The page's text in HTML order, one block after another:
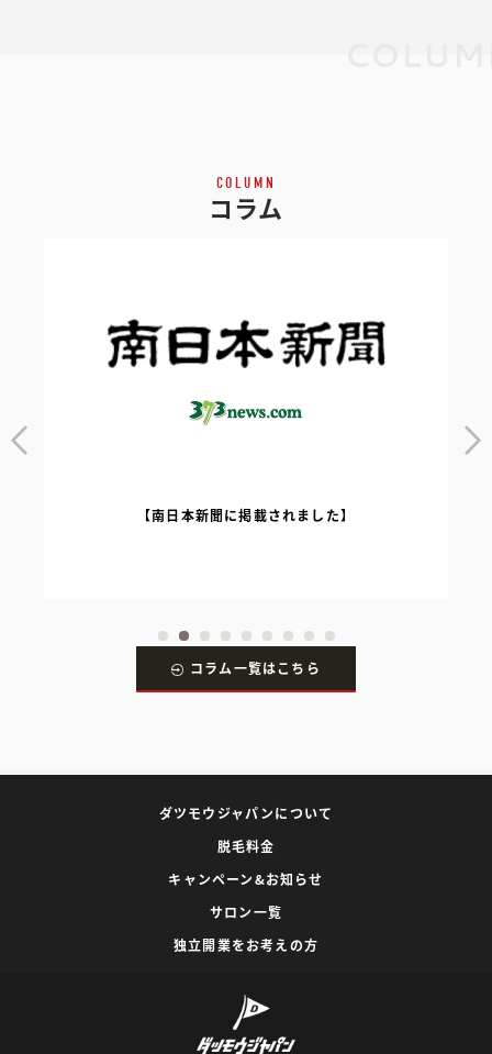
COLUMN
コラム
【南日本新聞に掲載されました】
コラム一覧はこちら
ダツモウジャパンについて
脱毛料金
キャンペーン&お知らせ
サロン一覧
独立開業をお考えの方